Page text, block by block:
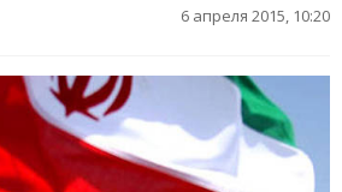
6 апреля 2015, 10:20